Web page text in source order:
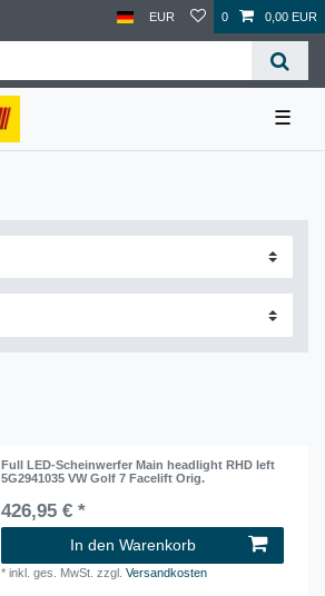
EUR 0 0,00 EUR
☰
Full LED-Scheinwerfer Main headlight RHD left
5G2941035 VW Golf 7 Facelift Orig.
426,95 € *
In den Warenkorb
*inkl. ges. MwSt. zzgl.Versandkosten